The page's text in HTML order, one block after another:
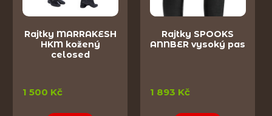
Rajtky MARRAKESH
HKM kožený
celosed
1 500 Kč
Rajtky SPOOKS
ANNBER vysoký pas
1 893 Kč